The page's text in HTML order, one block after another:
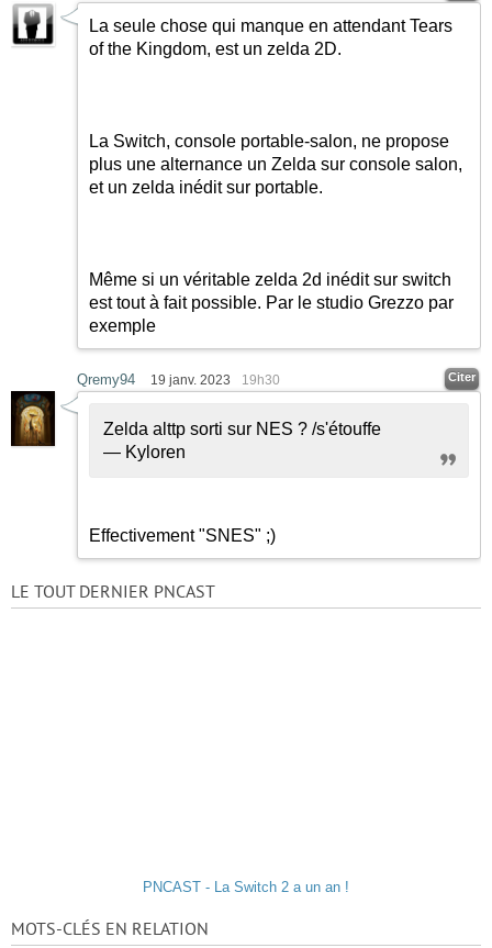
La seule chose qui manque en attendant Tears
of the Kingdom, est un zelda 2D.
La Switch, console portable-salon, ne propose
plus une alternance un Zelda sur console salon,
et un zelda inédit sur portable.
Même si un véritable zelda 2d inédit sur switch
est tout à fait possible. Par le studio Grezzo par
exemple
Qremy94 19 janv. 2023 19h30 Citer
Zelda alttp sorti sur NES ? /s'étouffe
— Kyloren
Effectivement "SNES" ;)
LE TOUT DERNIER PNCAST
PNCAST - La Switch 2 a un an !
MOTS-CLÉS EN RELATION